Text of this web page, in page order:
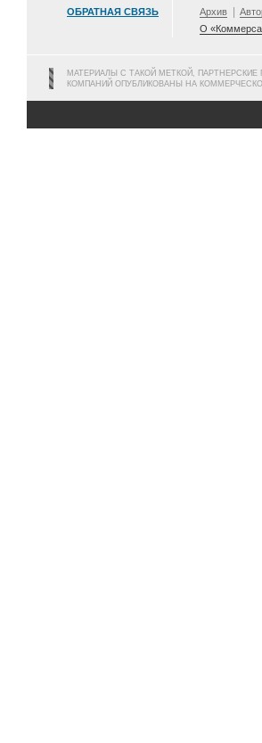
ОБРАТНАЯ СВЯЗЬ Архив
О
МАТЕРИАЛЫ С ТАКОЙ МЕТКОЙ,
КОМПАНИЙ ОПУБЛИКОВАНЫ НА